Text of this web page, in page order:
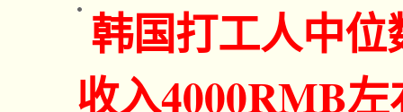
韩国打工人中
收入4000RMB